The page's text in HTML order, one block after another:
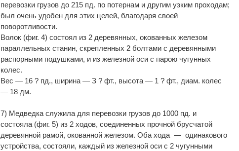
перевозки грузов до 215 пд. по потернам и другим узким проходам;
был очень удобен для этих целей, благодаря своей
поворотливости.
Волок (фиг. 4) состоял из 2 деревянных, окованных железом
параллельных станин, скрепленных 2 болтами с деревянными
распорными подушками, и из железной оси с парою чугунных
колес.
Вес — 16 ? пд., ширина — З ? фт., высота — 1 ? фт., диам. колес
— 18 дм.
7) Медведка служила для перевозки грузов до 1000 пд. и
состояла (фиг. 5) из 2 ходов, соединенных прочной брусчатой
деревянной рамой, окованной железом. Оба хода — одинакового
устройства, состояли, каждый из железной оси с 2 чугунными